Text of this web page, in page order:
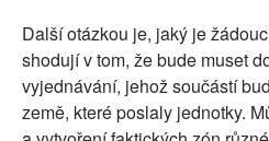
Další otázkou je, jaký je
shodují v tom, že bude muset
vyjednávání, jehož součástí
země, které poslaly jednotky.